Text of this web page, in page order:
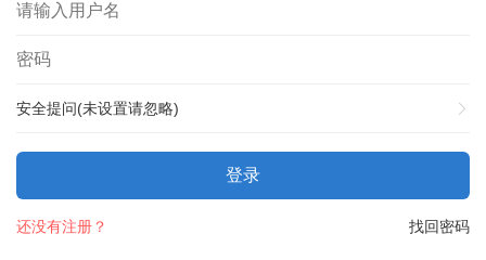
安全提问(未设置请忽略)
登录
找回密码
还没有注册？